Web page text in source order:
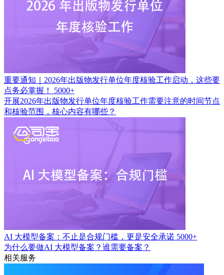
重要通知｜2026年出版物发行单位年度核验工作启动，这些要
点务必掌握！
5000+
开展2026年出版物发行单位年度核验工作需要注意的时间节点
和核验范围，核心内容有哪些？
AI 大模型备案：不止是合规门槛，更是安全承诺 5000+
为什么要做AI 大模型备案？谁需要备案？
相关服务